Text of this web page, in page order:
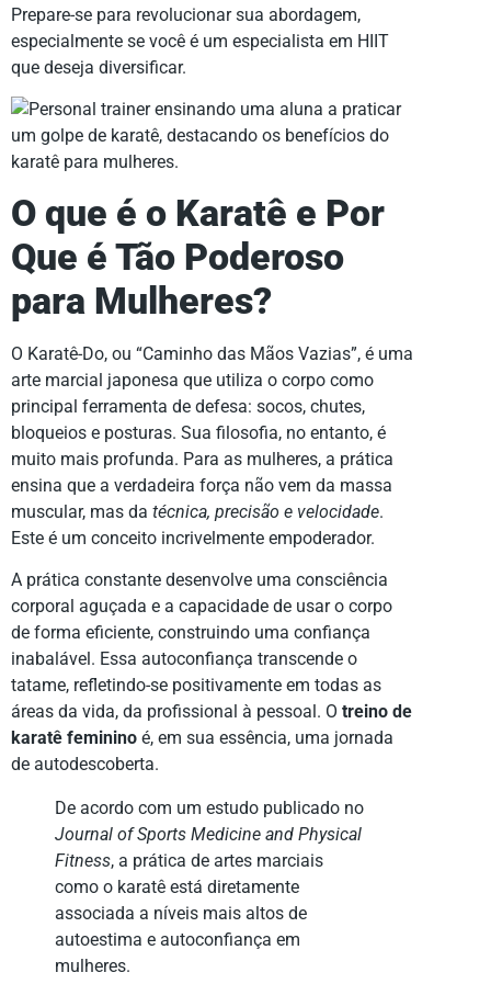
Prepare-se para revolucionar sua abordagem,
especialmente se você é um especialista em HIIT
que deseja diversificar.
O que é o Karatê e Por
Que é Tão Poderoso
para Mulheres?
O Karatê-Do, ou “Caminho das Mãos Vazias”, é uma
arte marcial japonesa que utiliza o corpo como
principal ferramenta de defesa: socos, chutes,
bloqueios e posturas. Sua filosofia, no entanto, é
muito mais profunda. Para as mulheres, a prática
ensina que a verdadeira força não vem da massa
muscular, mas da técnica, precisão e velocidade.
Este é um conceito incrivelmente empoderador.
A prática constante desenvolve uma consciência
corporal aguçada e a capacidade de usar o corpo
de forma eficiente, construindo uma confiança
inabalável. Essa autoconfiança transcende o
tatame, refletindo-se positivamente em todas as
áreas da vida, da profissional à pessoal. O treino de
karatê feminino é, em sua essência, uma jornada
de autodescoberta.
De acordo com um estudo publicado no
Journal of Sports Medicine and Physical
Fitness, a prática de artes marciais
como o karatê está diretamente
associada a níveis mais altos de
autoestima e autoconfiança em
mulheres.